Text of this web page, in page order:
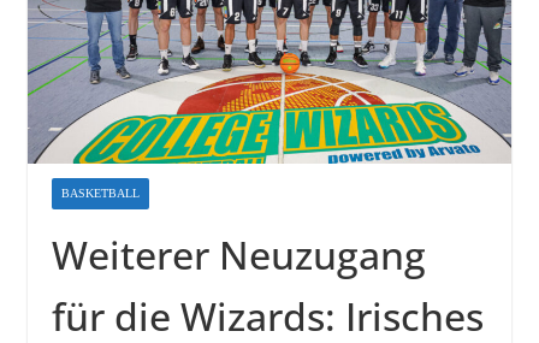
BASKETBALL
Weiterer Neuzugang
für die Wizards: Irisches